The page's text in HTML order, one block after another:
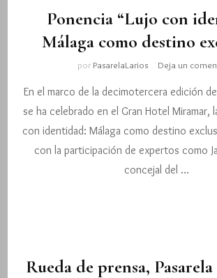
Ponencia “Lujo con
Málaga como destino
por PasarelaLarios Deja un
En el marco de la decimotercera edición de
se ha celebrado en el Gran Hotel Miramar,
con identidad: Málaga como destino
con la participación de expertos como
concejal del …
Rueda de prensa,